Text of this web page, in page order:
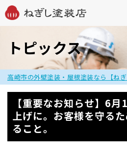
mainトピックス
高崎市の外壁塗装・屋根塗装なら【ねぎ
【重要なお知らせ】6
上げに。お客様を守る
ること。